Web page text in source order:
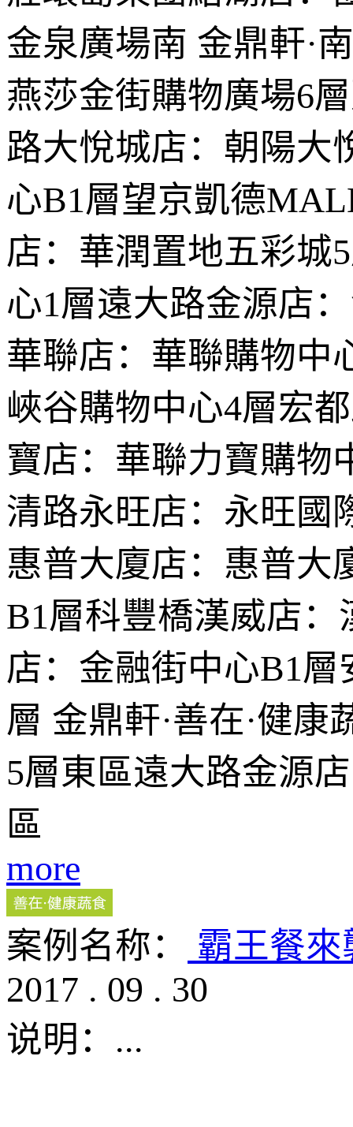
金泉廣場南 金鼎軒·
燕莎金街購物廣場6
路大悅城店：朝陽大
心B1層望京凱德
店：華潤置地五彩城
心1層遠大路金源店
華聯店：華聯購物
峽谷購物中心4層宏
寶店：華聯力寶購物
清路永旺店：永旺國
惠普大廈店：惠普大
B1層科豐橋漢威店
店：金融街中心B1
層 金鼎軒·善在·健
5層東區遠大路金源
區
more
案例名称：
霸王餐來
2017 . 09 . 30
说明： ...